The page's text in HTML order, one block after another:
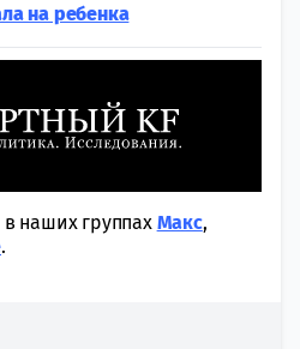
на ребенка
наших группах Макс,
.